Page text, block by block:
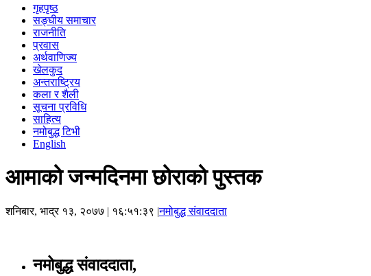
गृहपृष्ठ
सङ्घीय समाचार
राजनीति
प्रवास
अर्थवाणिज्य
खेलकुद
अन्तराष्ट्रिय
कला र शैली
सूचना प्रविधि
साहित्य
नमोबुद्ध टिभी
English
आमाको जन्मदिनमा छोराको पुस्तक
शनिबार, भाद्र १३, २०७७ | १६:५१:३९ |नमोबुद्ध संवाददाता
नमोबुद्ध संवाददाता,